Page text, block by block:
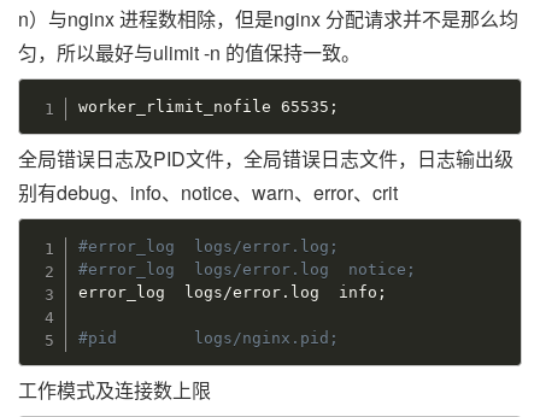
n）与nginx 进程数相除，但是nginx 分配请求并不是那么均
匀，所以最好与ulimit -n 的值保持一致。
worker_rlimit_nofile 65535 ;
全局错误日志及PID文件，全局错误日志文件，日志输出级
别有debug、info、notice、warn、error、crit
#error_log  logs/error.log;
#error_log  logs/error.log  notice;
error_log  logs/error.log  info ;
#pid        logs/nginx.pid;
工作模式及连接数上限